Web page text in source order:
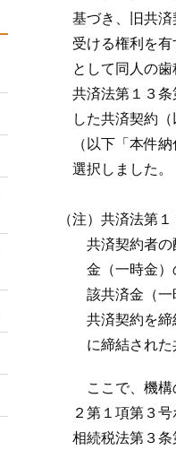
基づき、旧共済契
受ける権利を有す
として同人の歯科
共済法第１３条第
した共済契約（以
（以下「本件納付
選択しました。
（注）共済法第１
共済契約者の配
金（一時金）の
該共済金（一時
共済契約を締結
に締結された共
ここで、機構の
２第１項第３号ホ
相続税法第３条第